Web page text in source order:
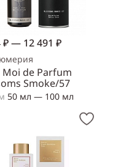
₽ — 12 491 ₽
Moi de Parfum
Smoke/57
50 мл — 100 мл